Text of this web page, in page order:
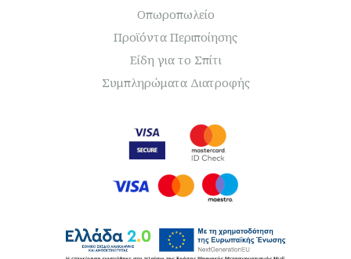
Οπωροπωλείο
Προϊόντα Περιποίησης
Είδη για το Σπίτι
Συμπληρώματα Διατροφής